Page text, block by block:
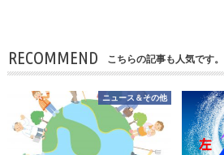
RECOMMEND こちらの記事も人気です。
ニュース＆その他